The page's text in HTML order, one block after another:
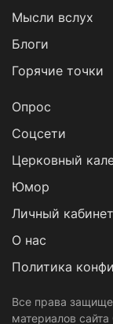
Мысли вслух
Блоги
Горячие точки
Опрос
Cоцсети
Церковный
Юмор
Личный кабинет
О нас
Политика
Все права
материалов